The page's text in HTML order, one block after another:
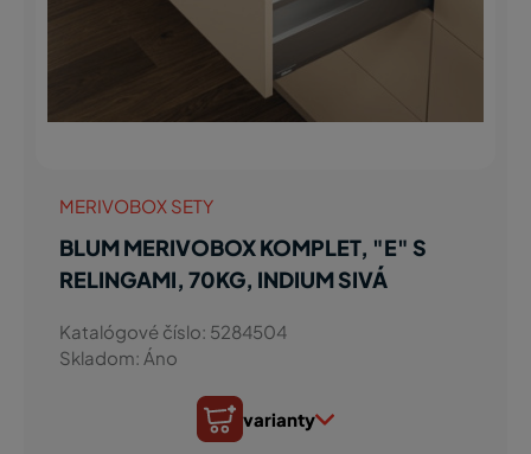
MERIVOBOX SETY
BLUM MERIVOBOX KOMPLET, "E" S
RELINGAMI, 70KG, INDIUM SIVÁ
Katalógové číslo: 5284504
Skladom: Áno
varianty